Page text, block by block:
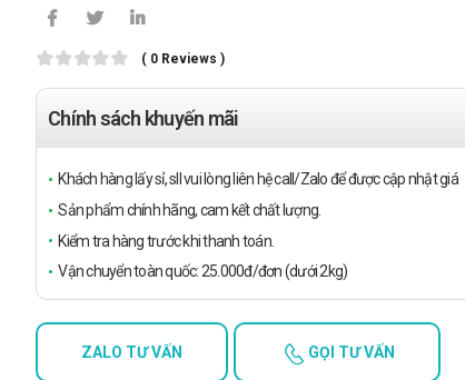
( 0 Reviews )
Chính sách khuyến mãi
Khách hàng lấy sỉ, sll vui lòng liên hệ call/Zalo để được cập nhật giá
Sản phẩm chính hãng, cam kết chất lượng.
Kiểm tra hàng trước khi thanh toán.
Vận chuyển toàn quốc: 25.000đ/đơn (dưới 2kg)
ZALO TƯ VẤN GỌI TƯ VẤN